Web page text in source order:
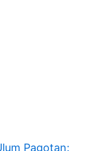
Pagotan: